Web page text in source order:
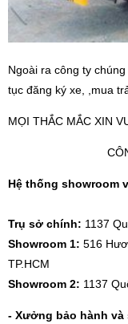
Ngoài ra công ty
tục đăng ký xe, ,mua
MỌI THẮC MẮC XIN
Hệ thống showroom
Trụ sở chính: 1137
Showroom 1: 516
TP.HCM
Showroom 2: 1137
- Xưởng bảo hành và